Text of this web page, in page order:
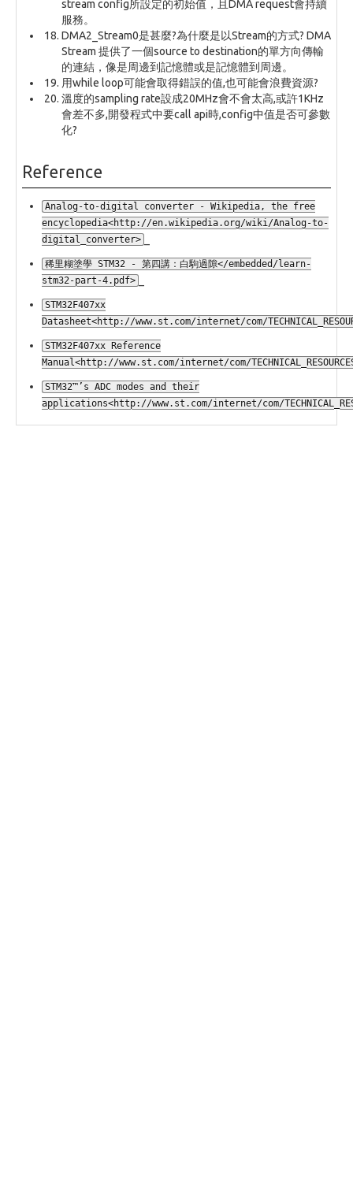
stream config所設定的初始值，且DMA request會持續
服務。
DMA2_Stream0是甚麼?為什麼是以Stream的方式? DMA
Stream 提供了一個source to destination的單方向傳輸
的連結，像是周邊到記憶體或是記憶體到周邊。
用while loop可能會取得錯誤的值,也可能會浪費資源?
溫度的sampling rate設成20MHz會不會太高,或許1KHz
會差不多,開發程式中要call api時,config中值是否可參數
化?
Reference
Analog-to-digital converter - Wikipedia, the free
encyclopedia<http://en.wikipedia.org/wiki/Analog-to-
digital_converter>
稀里糊塗學 STM32 - 第四講：白駒過隙</embedded/learn-
stm32-part-4.pdf>
STM32F407xx
Datasheet<http://www.st.com/internet/com/
STM32F407xx Reference
Manual<http://www.st.com/internet/com/TECHNICAL_RESOURCES/
STM32™’s ADC modes and their
applications<http://www.st.com/internet/com/